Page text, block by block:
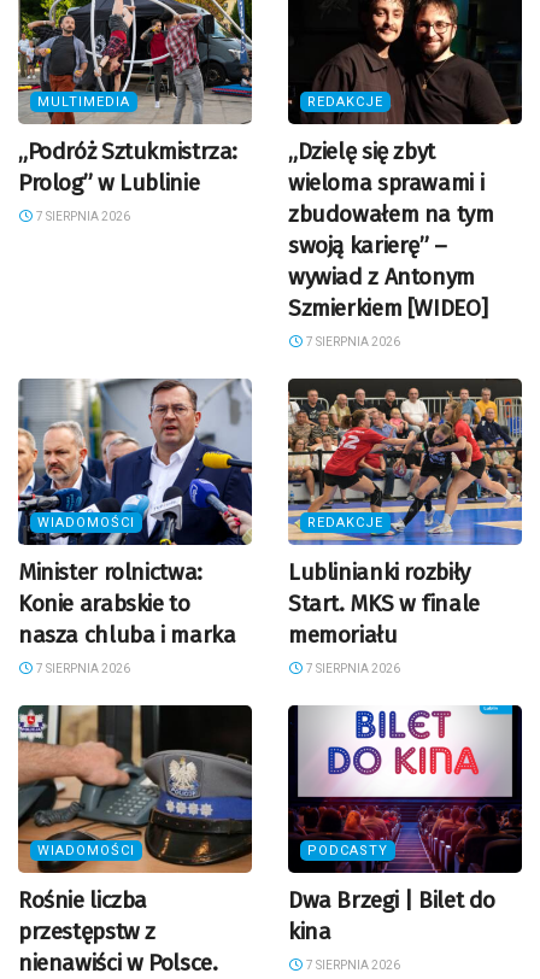
MULTIMEDIA
„Podróż Sztukmistrza:
Prolog” w Lublinie
7 SIERPNIA 2026
REDAKCJE
„Dzielę się zbyt
wieloma sprawami i
zbudowałem na tym
swoją karierę” –
wywiad z Antonym
Szmierkiem [WIDEO]
7 SIERPNIA 2026
WIADOMOŚCI
Minister rolnictwa:
Konie arabskie to
nasza chluba i marka
7 SIERPNIA 2026
REDAKCJE
Lublinianki rozbiły
Start. MKS w finale
memoriału
7 SIERPNIA 2026
WIADOMOŚCI
Rośnie liczba
przestępstw z
nienawiści w Polsce.
PODCASTY
Dwa Brzegi | Bilet do
kina
7 SIERPNIA 2026